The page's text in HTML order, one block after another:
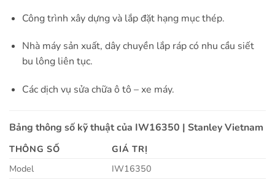
Công trình xây dựng và lắp đặt hạng mục thép.
Nhà máy sản xuất, dây chuyền lắp ráp có nhu cầu siết
bu lông liên tục.
Các dịch vụ sửa chữa ô tô – xe máy.
Bảng thông số kỹ thuật của IW16350 | Stanley Vietnam
THÔNG SỐ
GIÁ TRỊ
Model
IW16350